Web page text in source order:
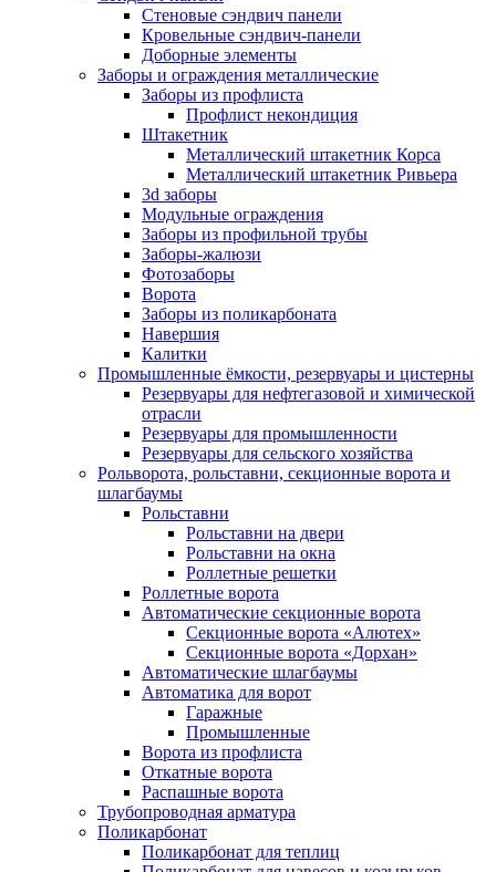
Стеновые сэндвич панели
Кровельные сэндвич-панели
Доборные элементы
Заборы и ограждения металлические
Заборы из профлиста
Профлист некондиция
Штакетник
Металлический штакетник Корса
Металлический штакетник Ривьера
3d заборы
Модульные ограждения
Заборы из профильной трубы
Заборы-жалюзи
Фотозаборы
Ворота
Заборы из поликарбоната
Навершия
Калитки
Промышленные ёмкости, резервуары и цистерны
Резервуары для нефтегазовой и химической
отрасли
Резервуары для промышленности
Резервуары для сельского хозяйства
Рольворота, рольставни, секционные ворота и
шлагбаумы
Рольставни
Рольставни на двери
Рольставни на окна
Роллетные решетки
Роллетные ворота
Автоматические секционные ворота
Секционные ворота «Алютех»
Секционные ворота «Дорхан»
Автоматические шлагбаумы
Автоматика для ворот
Гаражные
Промышленные
Ворота из профлиста
Откатные ворота
Распашные ворота
Трубопроводная арматура
Поликарбонат
Поликарбонат для теплиц